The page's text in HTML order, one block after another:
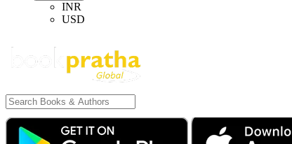
INR
USD